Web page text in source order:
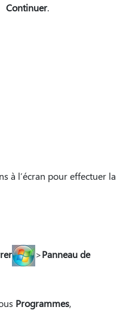
Continuer.
à l’écran pour effectuer la
>Panneau de
Programmes,